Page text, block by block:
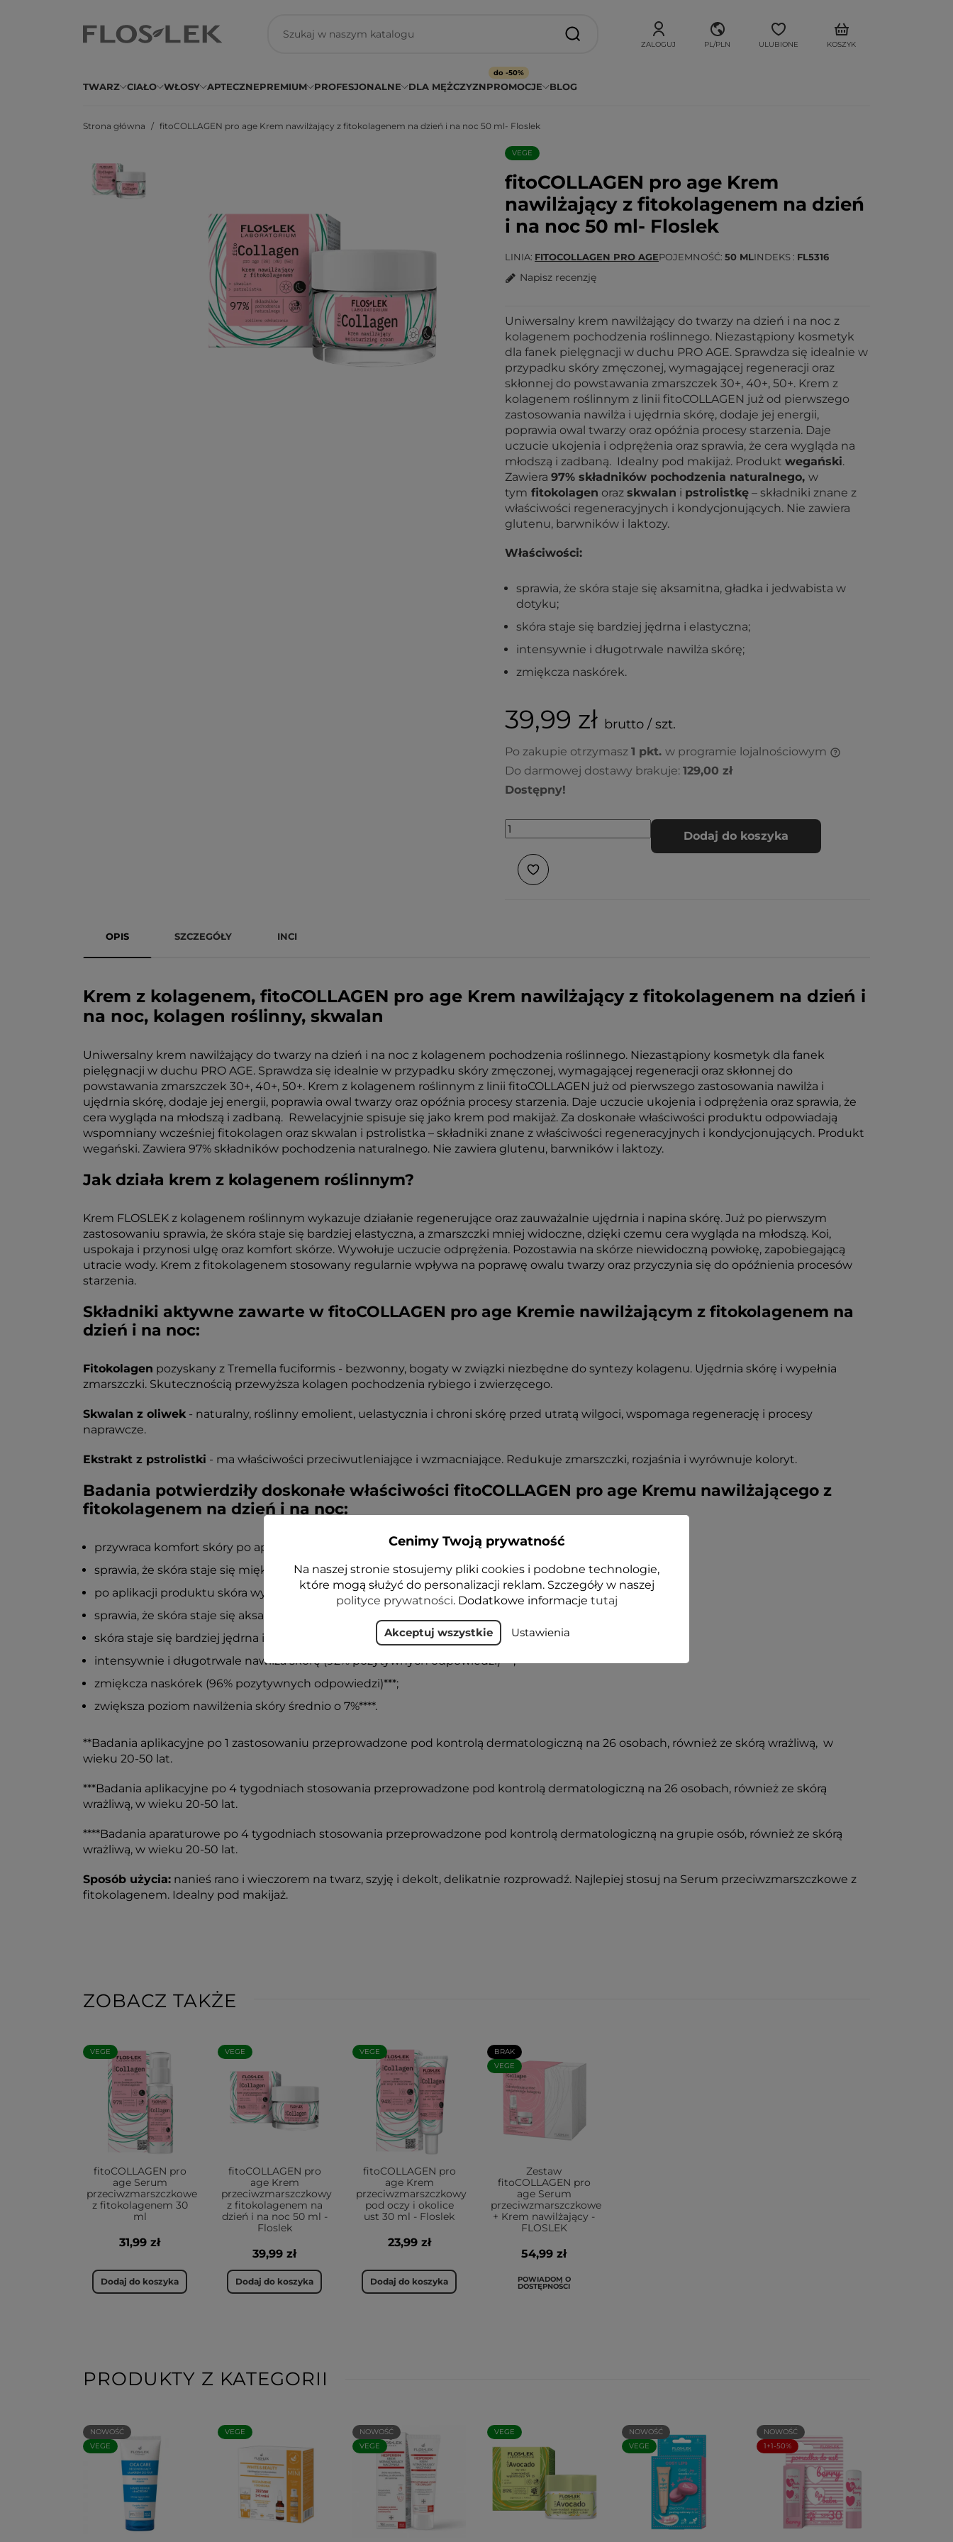
ZALOGUJ PL/PLN ULUBIONE KOSZYK
TWARZ CIAŁO WŁOSY APTECZNEPREMIUM PROFESJONALNE DLA MĘŻCZYZNPROMOCJE
do -50%
BLOG
Strona główna fitoCOLLAGEN pro age Krem nawilżający z fitokolagenem na dzień i na noc 50 ml- Floslek
VEGE
fitoCOLLAGEN pro age Krem
nawilżający z fitokolagenem na dzień
i na noc 50 ml- Floslek
LINIA FITOCOLLAGEN PRO AGEPOJEMNOŚĆ 50 MLINDEKS FL5316
Napisz recenzję
Uniwersalny krem nawilżający do twarzy na dzień i na noc z
kolagenem pochodzenia roślinnego. Niezastąpiony kosmetyk
dla fanek pielęgnacji w duchu PRO AGE. Sprawdza się idealnie w
przypadku skóry zmęczonej, wymagającej regeneracji oraz
skłonnej do powstawania zmarszczek 30+, 40+, 50+. Krem z
kolagenem roślinnym z linii fitoCOLLAGEN już od pierwszego
zastosowania nawilża i ujędrnia skórę, dodaje jej energii,
poprawia owal twarzy oraz opóźnia procesy starzenia. Daje
uczucie ukojenia i odprężenia oraz sprawia, że cera wygląda na
młodszą i zadbaną. Idealny pod makijaż. Produkt wegański.
Zawiera 97% składników pochodzenia naturalnego, w
tym fitokolagen oraz skwalan i pstrolistkę – składniki znane z
właściwości regeneracyjnych i kondycjonujących. Nie zawiera
glutenu, barwników i laktozy.
Właściwości:
sprawia, że skóra staje się aksamitna, gładka i jedwabista w
dotyku;
skóra staje się bardziej jędrna i elastyczna;
intensywnie i długotrwale nawilża skórę;
zmiękcza naskórek.
39,99 zł brutto / szt.
Po zakupie otrzymasz 1 pkt. w programie lojalnościowym
Do darmowej dostawy brakuje: 129,00 zł
Dostępny!
Dodaj do koszyka
OPIS SZCZEGÓŁY INCI
Krem z kolagenem, fitoCOLLAGEN pro age Krem nawilżający z fitokolagenem na dzień i
na noc, kolagen roślinny, skwalan
Uniwersalny krem nawilżający do twarzy na dzień i na noc z kolagenem pochodzenia roślinnego. Niezastąpiony kosmetyk dla fanek
pielęgnacji w duchu PRO AGE. Sprawdza się idealnie w przypadku skóry zmęczonej, wymagającej regeneracji oraz skłonnej do
powstawania zmarszczek 30+, 40+, 50+. Krem z kolagenem roślinnym z linii fitoCOLLAGEN już od pierwszego zastosowania nawilża i
ujędrnia skórę, dodaje jej energii, poprawia owal twarzy oraz opóźnia procesy starzenia. Daje uczucie ukojenia i odprężenia oraz sprawia, że
cera wygląda na młodszą i zadbaną. Rewelacyjnie spisuje się jako krem pod makijaż. Za doskonałe właściwości produktu odpowiadają
wspomniany wcześniej fitokolagen oraz skwalan i pstrolistka – składniki znane z właściwości regeneracyjnych i kondycjonujących. Produkt
wegański. Zawiera 97% składników pochodzenia naturalnego. Nie zawiera glutenu, barwników i laktozy.
Jak działa krem z kolagenem roślinnym?
Krem FLOSLEK z kolagenem roślinnym wykazuje działanie regenerujące oraz zauważalnie ujędrnia i napina skórę. Już po pierwszym
zastosowaniu sprawia, że skóra staje się bardziej elastyczna, a zmarszczki mniej widoczne, dzięki czemu cera wygląda na młodszą. Koi,
uspokaja i przynosi ulgę oraz komfort skórze. Wywołuje uczucie odprężenia. Pozostawia na skórze niewidoczną powłokę, zapobiegającą
utracie wody. Krem z fitokolagenem stosowany regularnie wpływa na poprawę owalu twarzy oraz przyczynia się do opóźnienia procesów
starzenia.
Składniki aktywne zawarte w fitoCOLLAGEN pro age Kremie nawilżającym z fitokolagenem na
dzień i na noc:
Fitokolagen pozyskany z Tremella fuciformis - bezwonny, bogaty w związki niezbędne do syntezy kolagenu. Ujędrnia skórę i wypełnia
zmarszczki. Skutecznością przewyższa kolagen pochodzenia rybiego i zwierzęcego.
Skwalan z oliwek- naturalny, roślinny emolient, uelastycznia i chroni skórę przed utratą wilgoci, wspomaga regenerację i procesy
naprawcze.
Ekstrakt z pstrolistki - ma właściwości przeciwutleniające i wzmacniające. Redukuje zmarszczki, rozjaśnia i wyrównuje koloryt.
Badania potwierdziły doskonałe właściwości fitoCOLLAGEN pro age Kremu nawilżającego z
fitokolagenem na dzień i na noc:
przywraca komfort skóry po aplikacji (96% pozytywnych odpowiedzi)**;
sprawia, że skóra staje się miękka w dotyku (96% pozytywnych odpowiedzi)**;
po aplikacji produktu skóra wygląda na zadbaną (92% pozytywnych odpowiedzi)**;
sprawia, że skóra staje się aksamitna, gładka i jedwabista w dotyku (96% pozytywnych odpowiedzi)***;
skóra staje się bardziej jędrna i elastyczna (92% pozytywnych odpowiedzi)***;
intensywnie i długotrwale nawilża skórę (92% pozytywnych odpowiedzi)***;
zmiękcza naskórek (96% pozytywnych odpowiedzi)***;
zwiększa poziom nawilżenia skóry średnio o 7%****.
**Badania aplikacyjne po 1 zastosowaniu przeprowadzone pod kontrolą dermatologiczną na 26 osobach, również ze skórą wrażliwą, w
wieku 20-50 lat.
***Badania aplikacyjne po 4 tygodniach stosowania przeprowadzone pod kontrolą dermatologiczną na 26 osobach, również ze skórą
wrażliwą, w wieku 20-50 lat.
****Badania aparaturowe po 4 tygodniach stosowania przeprowadzone pod kontrolą dermatologiczną na grupie osób, również ze skórą
wrażliwą, w wieku 20-50 lat.
Sposób użycia: nanieś rano i wieczorem na twarz, szyję i dekolt, delikatnie rozprowadź. Najlepiej stosuj na Serum przeciwzmarszczkowe z
fitokolagenem. Idealny pod makijaż.
ZOBACZ TAKŻE
VEGE
fitoCOLLAGEN pro
age Serum
przeciwzmarszczkowe
z fitokolagenem 30
ml
31,99 zł
Dodaj do koszyka
VEGE
fitoCOLLAGEN pro
age Krem
przeciwzmarszczkowy
z fitokolagenem na
dzień i na noc 50 ml -
Floslek
39,99 zł
Dodaj do koszyka
VEGE
fitoCOLLAGEN pro
age Krem
przeciwzmarszczkowy
pod oczy i okolice
ust 30 ml - Floslek
23,99 zł
Dodaj do koszyka
BRAK
VEGE
Zestaw
fitoCOLLAGEN pro
age Serum
przeciwzmarszczkowe
+ Krem nawilżający -
FLOSLEK
54,99 zł
POWIADOM O
DOSTĘPNOŚCI
PRODUKTY Z KATEGORII
NOWOŚĆ
VEGE
VEGE
NOWOŚĆ
VEGE
VEGE
NOWOŚĆ
VEGE
NOWOŚĆ
1+1-50%
Cenimy Twoją prywatność
Na naszej stronie stosujemy pliki cookies i podobne technologie,
które mogą służyć do personalizacji reklam. Szczegóły w naszej
polityce prywatności. Dodatkowe informacje tutaj
Akceptuj wszystkie Ustawienia